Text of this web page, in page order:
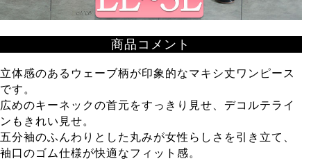
商品コメント
立体感のあるウェーブ柄が印象的なマキシ丈ワンピース
です。
広めのキーネックの首元をすっきり見せ、デコルテライ
ンもきれい見せ。
五分袖のふんわりとした丸みが女性らしさを引き立て、
袖口のゴム仕様が快適なフィット感。